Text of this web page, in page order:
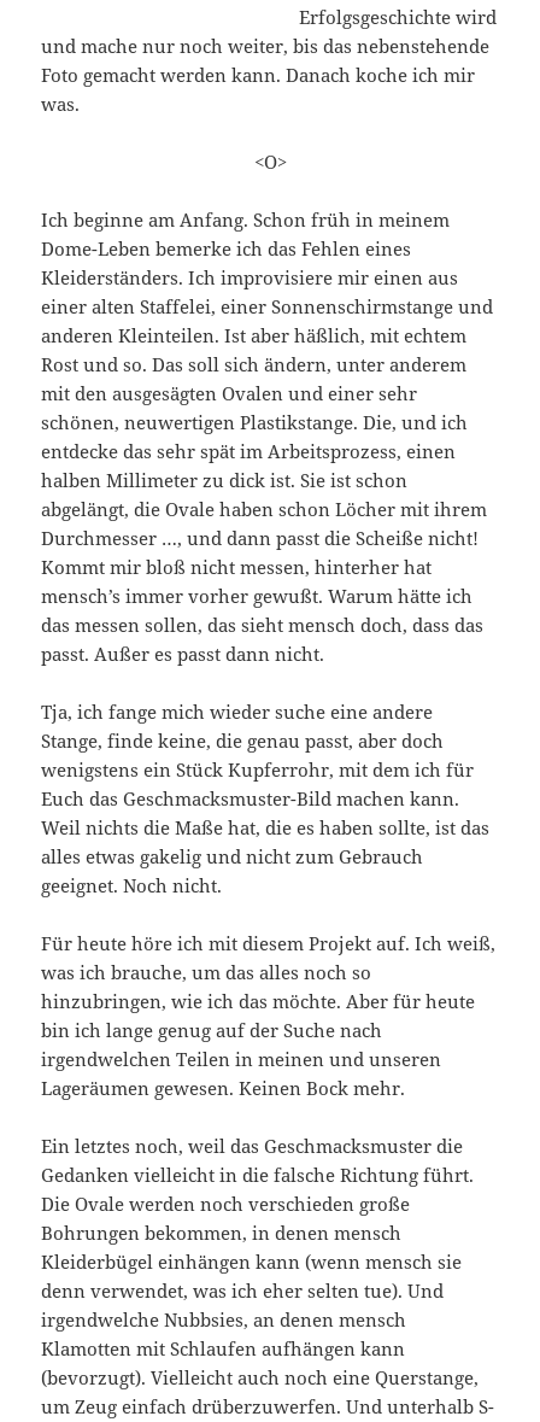
Erfolgsgeschichte wird
und mache nur noch weiter, bis das nebenstehende
Foto gemacht werden kann. Danach koche ich mir
was.
<O>
Ich beginne am Anfang. Schon früh in meinem
Dome-Leben bemerke ich das Fehlen eines
Kleiderständers. Ich improvisiere mir einen aus
einer alten Staffelei, einer Sonnenschirmstange und
anderen Kleinteilen. Ist aber häßlich, mit echtem
Rost und so. Das soll sich ändern, unter anderem
mit den ausgesägten Ovalen und einer sehr
schönen, neuwertigen Plastikstange. Die, und ich
entdecke das sehr spät im Arbeitsprozess, einen
halben Millimeter zu dick ist. Sie ist schon
abgelängt, die Ovale haben schon Löcher mit ihrem
Durchmesser …, und dann passt die Scheiße nicht!
Kommt mir bloß nicht messen, hinterher hat
mensch’s immer vorher gewußt. Warum hätte ich
das messen sollen, das sieht mensch doch, dass das
passt. Außer es passt dann nicht.
Tja, ich fange mich wieder suche eine andere
Stange, finde keine, die genau passt, aber doch
wenigstens ein Stück Kupferrohr, mit dem ich für
Euch das Geschmacksmuster-Bild machen kann.
Weil nichts die Maße hat, die es haben sollte, ist das
alles etwas gakelig und nicht zum Gebrauch
geeignet. Noch nicht.
Für heute höre ich mit diesem Projekt auf. Ich weiß,
was ich brauche, um das alles noch so
hinzubringen, wie ich das möchte. Aber für heute
bin ich lange genug auf der Suche nach
irgendwelchen Teilen in meinen und unseren
Lageräumen gewesen. Keinen Bock mehr.
Ein letztes noch, weil das Geschmacksmuster die
Gedanken vielleicht in die falsche Richtung führt.
Die Ovale werden noch verschieden große
Bohrungen bekommen, in denen mensch
Kleiderbügel einhängen kann (wenn mensch sie
denn verwendet, was ich eher selten tue). Und
irgendwelche Nubbsies, an denen mensch
Klamotten mit Schlaufen aufhängen kann
(bevorzugt). Vielleicht auch noch eine Querstange,
um Zeug einfach drüberzuwerfen. Und unterhalb S-